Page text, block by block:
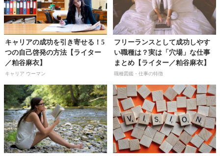
キャリアの成功を引き寄せる！5
つの自己啓発の方法【ライター
／粕谷麻衣】
キャリア ウーマン
フリーランスとして成功しやす
い職種は？実は「穴場」な仕事
まとめ【ライター／粕谷麻衣】
職種図鑑・仕事の特徴